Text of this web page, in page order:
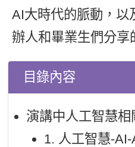
AI大時代的脈動，以
辦人和畢業生們分享
目錄內容
演講中人工智慧相
1. 人工智慧-